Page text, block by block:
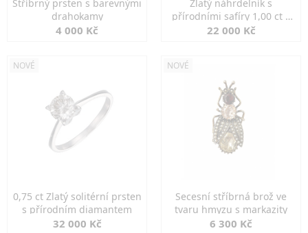
Stříbrný prsten s barevnými
drahokamy
4 000 Kč
Zlatý náhrdelník s
přírodními safíry 1,00 ct a
diamanty
22 000 Kč
NOVÉ
0,75 ct Zlatý solitérní prsten
s přírodním diamantem
32 000 Kč
NOVÉ
Secesní stříbrná brož ve
tvaru hmyzu s markazity
6 300 Kč